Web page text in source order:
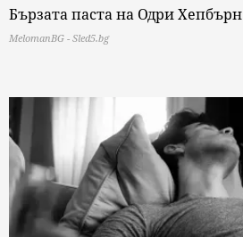
Бързата паста на Одри Хепбърн
MelomanBG - Sled5.bg